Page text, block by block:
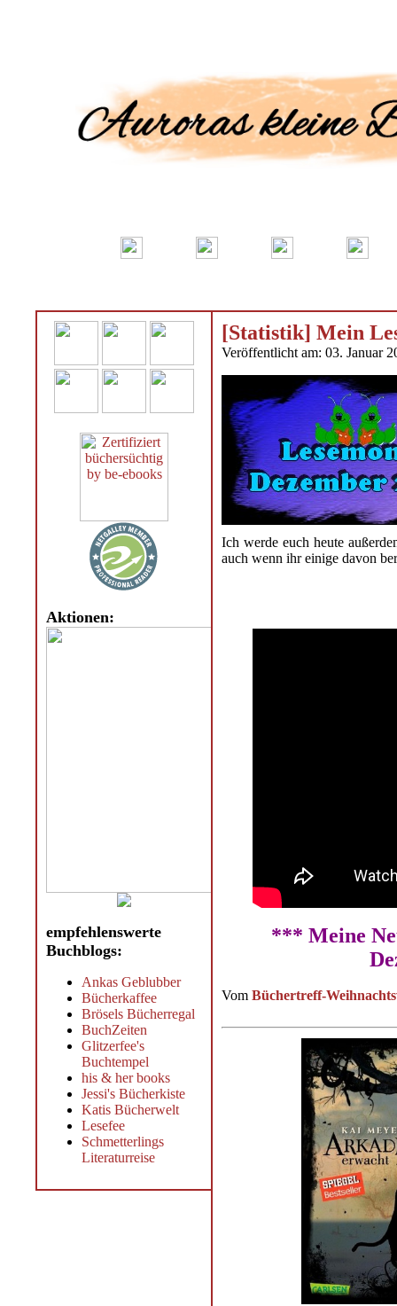
Aktionen:
empfehlenswerte
Buchblogs:
Ankas Geblubber
Bücherkaffee
Brösels Bücherregal
BuchZeiten
Glitzerfee's
Buchtempel
his & her books
Jessi's Bücherkiste
Katis Bücherwelt
Lesefee
Schmetterlings
Literaturreise
[Statistik] Mein
Veröffentlicht am: 03. Januar
Ich werde euch heute
auch wenn ihr einige davon
*** Meine
VomBüchertreff-